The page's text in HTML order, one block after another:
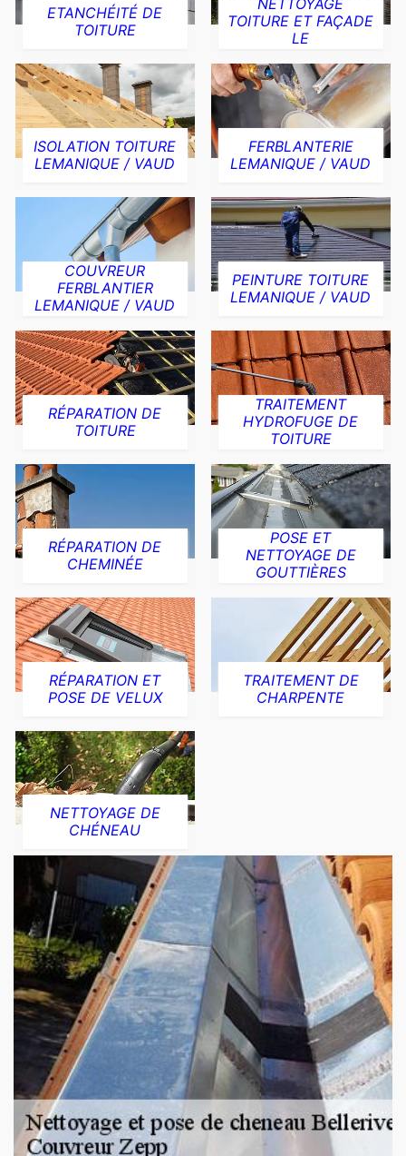
ETANCHÉITÉ DE
TOITURE
NETTOYAGE
TOITURE ET FAÇADE
LE
ISOLATION TOITURE
LEMANIQUE / VAUD
FERBLANTERIE
LEMANIQUE / VAUD
COUVREUR
FERBLANTIER
LEMANIQUE / VAUD
PEINTURE TOITURE
LEMANIQUE / VAUD
RÉPARATION DE
TOITURE
TRAITEMENT
HYDROFUGE DE
TOITURE
RÉPARATION DE
CHEMINÉE
POSE ET
NETTOYAGE DE
GOUTTIÈRES
RÉPARATION ET
POSE DE VELUX
TRAITEMENT DE
CHARPENTE
NETTOYAGE DE
CHÉNEAU